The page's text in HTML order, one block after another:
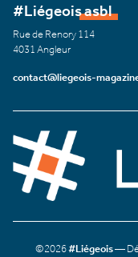
#Liégeois asbl
Rue de Renory 114
4031 Angleur
contact@liegeois-
©2026#Liégeois—